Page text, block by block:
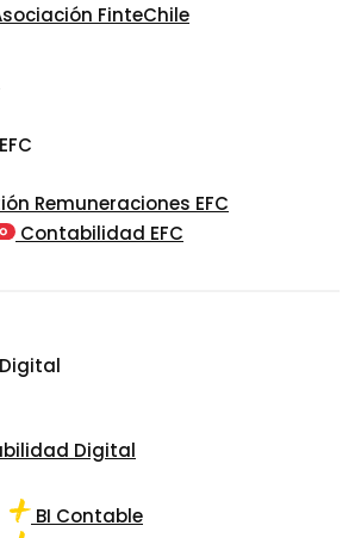
FinteChile
Remuneraciones EFC
Contabilidad EFC
Digital
BI Contable